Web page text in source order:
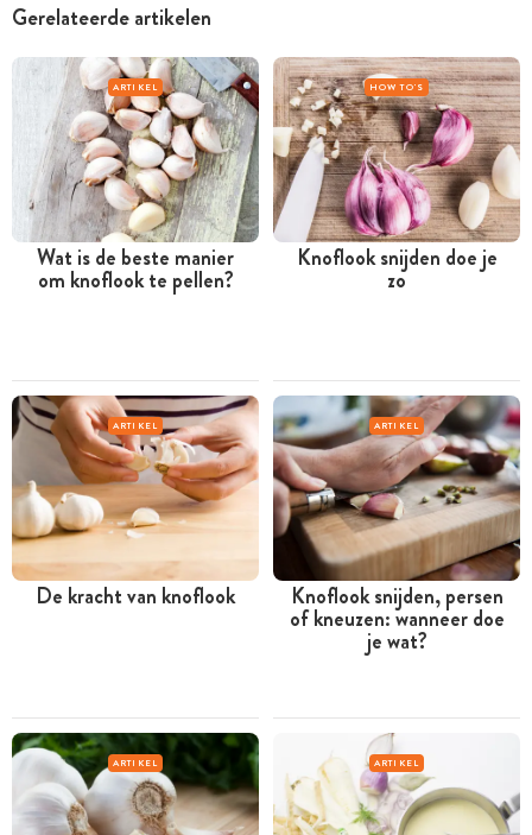
Gerelateerde artikelen
ARTIKEL
Wat is de beste manier
om knoflook te pellen?
HOW TO'S
Knoflook snijden doe je
zo
ARTIKEL
De kracht van knoflook
ARTIKEL
Knoflook snijden, persen
of kneuzen: wanneer doe
je wat?
ARTIKEL ARTIKEL